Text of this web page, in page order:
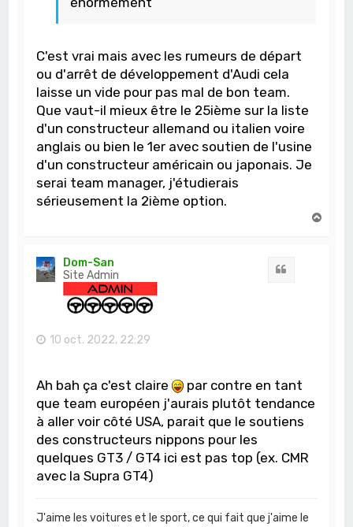
C'est vrai mais avec les rumeurs de départ
ou d'arrêt de développement d'Audi cela
laisse un vide pour pas mal de bon team.
Que vaut-il mieux être le 25ième sur la liste
d'un constructeur allemand ou italien voire
anglais ou bien le 1er avec soutien de l'usine
d'un constructeur américain ou japonais. Je
serai team manager, j'étudierais
sérieusement la 2ième option.
Dom-San
Site Admin
10 oct. 2022, 22:29
Ah bah ça c'est claire
par contre en tant
que team européen j'aurais plutôt tendance
à aller voir côté USA, parait que le soutiens
des constructeurs nippons pour les
quelques GT3 / GT4 ici est pas top (ex. CMR
avec la Supra GT4)
J'aime les voitures et le sport, ce qui fait que j'aime le